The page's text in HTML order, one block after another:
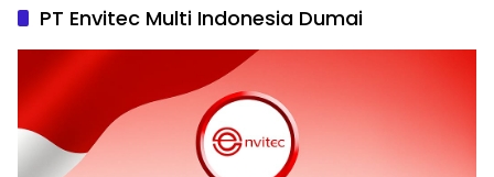
PT Envitec Multi Indonesia Dumai